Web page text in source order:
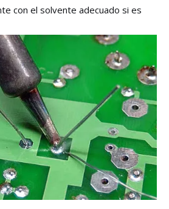
con el solvente adecuado si es